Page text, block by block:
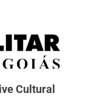
Cultural